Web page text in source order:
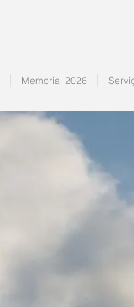
Memorial 2026